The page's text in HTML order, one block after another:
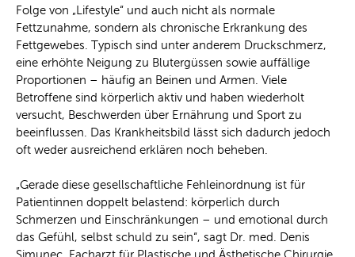
Folge von „Lifestyle“ und auch nicht als normale
Fettzunahme, sondern als chronische Erkrankung des
Fettgewebes. Typisch sind unter anderem Druckschmerz,
eine erhöhte Neigung zu Blutergüssen sowie auffällige
Proportionen – häufig an Beinen und Armen. Viele
Betroffene sind körperlich aktiv und haben wiederholt
versucht, Beschwerden über Ernährung und Sport zu
beeinflussen. Das Krankheitsbild lässt sich dadurch jedoch
oft weder ausreichend erklären noch beheben.
„Gerade diese gesellschaftliche Fehleinordnung ist für
Patientinnen doppelt belastend: körperlich durch
Schmerzen und Einschränkungen – und emotional durch
das Gefühl, selbst schuld zu sein“, sagt Dr. med. Denis